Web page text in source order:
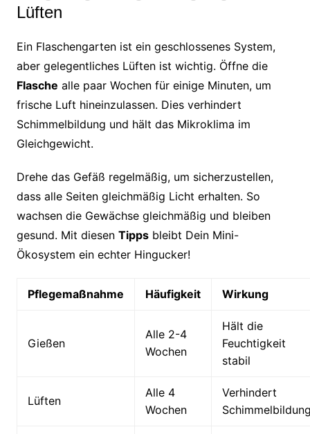
Lüften
Ein Flaschengarten ist ein geschlossenes System,
aber gelegentliches Lüften ist wichtig. Öffne die
Flasche alle paar Wochen für einige Minuten, um
frische Luft hineinzulassen. Dies verhindert
Schimmelbildung und hält das Mikroklima im
Gleichgewicht.
Drehe das Gefäß regelmäßig, um sicherzustellen,
dass alle Seiten gleichmäßig Licht erhalten. So
wachsen die Gewächse gleichmäßig und bleiben
gesund. Mit diesen Tippsbleibt Dein Mini-
Ökosystem ein echter Hingucker!
Pflegemaßnahme Häufigkeit Wirkung
Gießen
Alle 2-4
Wochen
Hält die
Feuchtigkeit
stabil
Lüften
Alle 4
Wochen
Verhindert